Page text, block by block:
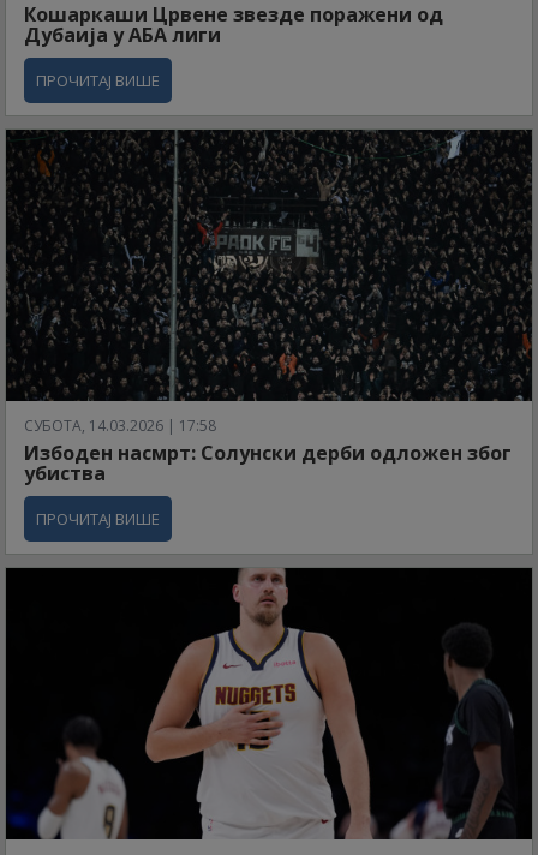
Кошаркаши Црвене звезде поражени од
Дубаија у АБА лиги
ПРОЧИТАЈ ВИШЕ
СУБОТА, 14.03.2026 | 17:58
Избоден насмрт: Солунски дерби одложен због
убиства
ПРОЧИТАЈ ВИШЕ